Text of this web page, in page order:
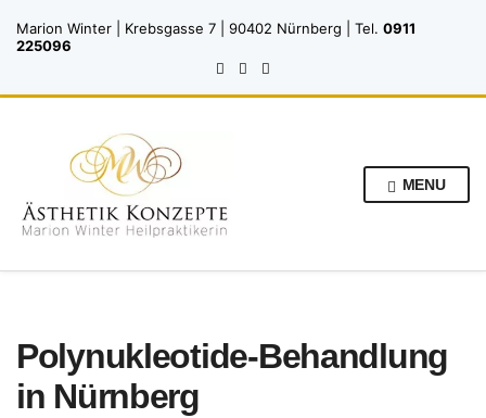
Marion Winter | Krebsgasse 7 | 90402 Nürnberg | Tel. 0911
225096
MENU
Polynukleotide-Behandlung
in Nürnberg